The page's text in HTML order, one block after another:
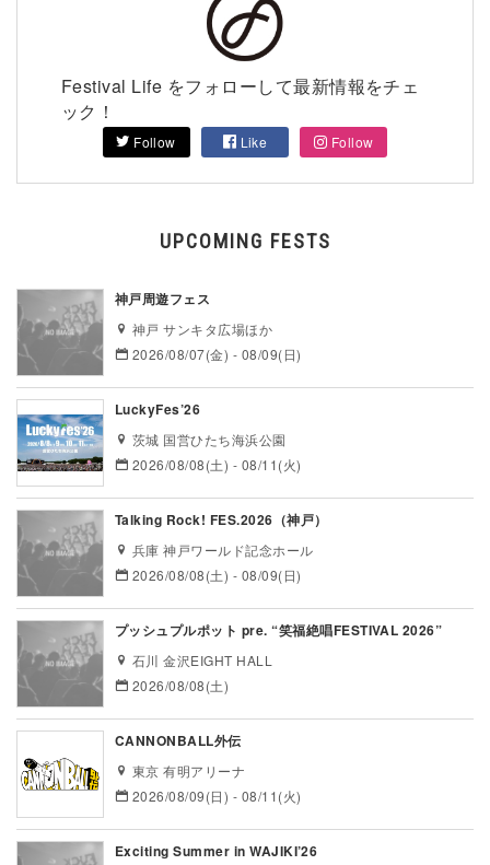
Festival Life をフォローして最新情報をチェ
ック！
Follow Like Follow
UPCOMING FESTS
神戸周遊フェス
神戸 サンキタ広場ほか
2026/08/07(金) - 08/09(日)
LuckyFes’26
茨城 国営ひたち海浜公園
2026/08/08(土) - 08/11(火)
Talking Rock! FES.2026（神戸）
兵庫 神戸ワールド記念ホール
2026/08/08(土) - 08/09(日)
プッシュプルポット pre. “笑福絶唱FESTIVAL 2026”
石川 金沢EIGHT HALL
2026/08/08(土)
CANNONBALL外伝
東京 有明アリーナ
2026/08/09(日) - 08/11(火)
Exciting Summer in WAJIKI’26